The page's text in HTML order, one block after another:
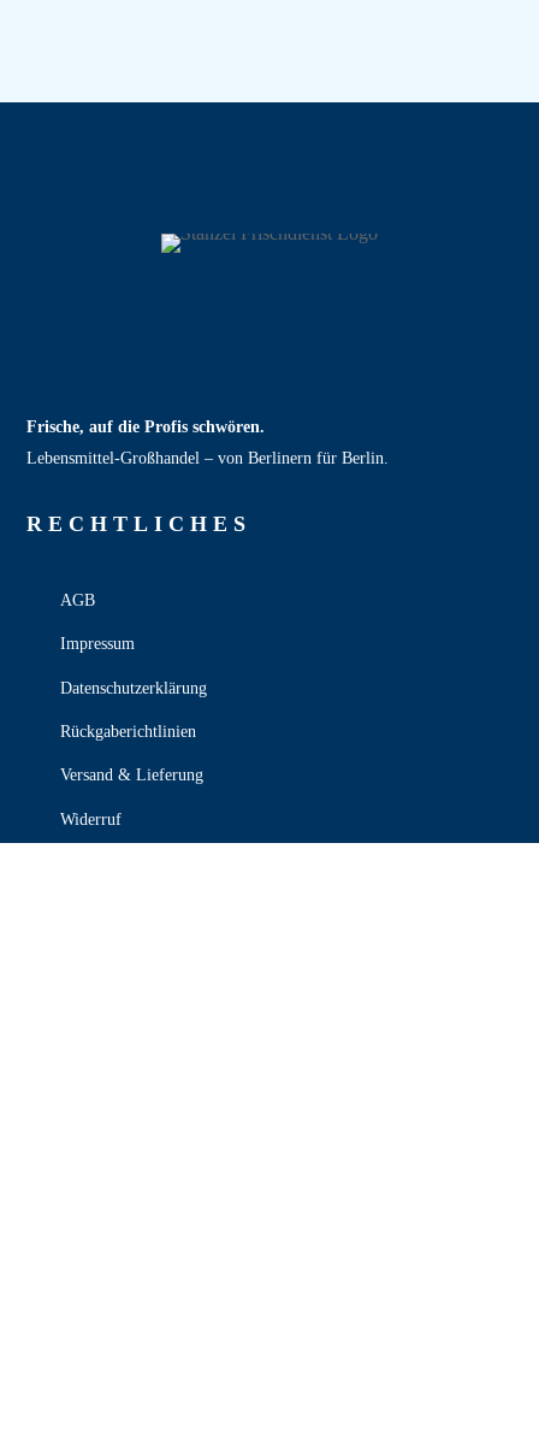
Frische, auf die Profis schwören.
Lebensmittel‑Großhandel – von Berlinern für Berlin.
RECHT­LICHES
AGB
Impressum
Datenschutzerklärung
Rückgaberichtlinien
Versand & Lieferung
Widerruf